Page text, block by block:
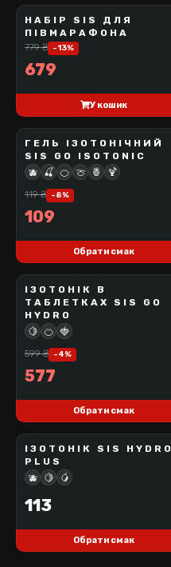
SCIENCE IN SPORT
BEST SELLER
НАБІР SIS ДЛЯ
ПІВМАРАФОНА
779₴ -13%
679
У кошик
SCIENCE IN SPORT
BEST SELLER
ГЕЛЬ ІЗОТОНІЧНИЙ
SIS GO ISOTONIC
🫐 🍒 🍊 🍈 🍍 🍹
119₴ -8%
109
Обрати смак
SCIENCE IN SPORT
BEST SELLER
ІЗОТOНІК В
ТАБЛЕТКАХ SIS GO
HYDRO
🍋 🍊 🍓
599₴ -4%
577
Обрати смак
SCIENCE IN SPORT
ЗАКІНЧУЄТЬСЯ
ІЗОТOНІК SIS HYDRO
PLUS
🫐 🍋 🥭
113
Обрати смак